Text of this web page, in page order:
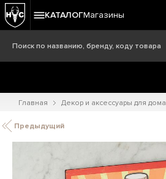
КАТАЛОГМагазины
Главная Декор и аксессуары для дома
Предыдущий